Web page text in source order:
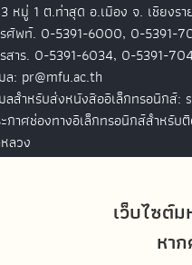
เว็บไซต์
หา
หมู่ 1 ต.ท่าสุด อ.เมือง จ. เชียงร
ศัพท์. 0-5391-6000, 0-5391-
สาร. 0-5391-6034, 0-5391-
ล: pr@mfu.ac.th
ลสำหรับส่งหนังสืออิเล็กทรอนิกส์:
กาศช่องทางอิเล็กทรอนิกส์สำหรับ
ลวง